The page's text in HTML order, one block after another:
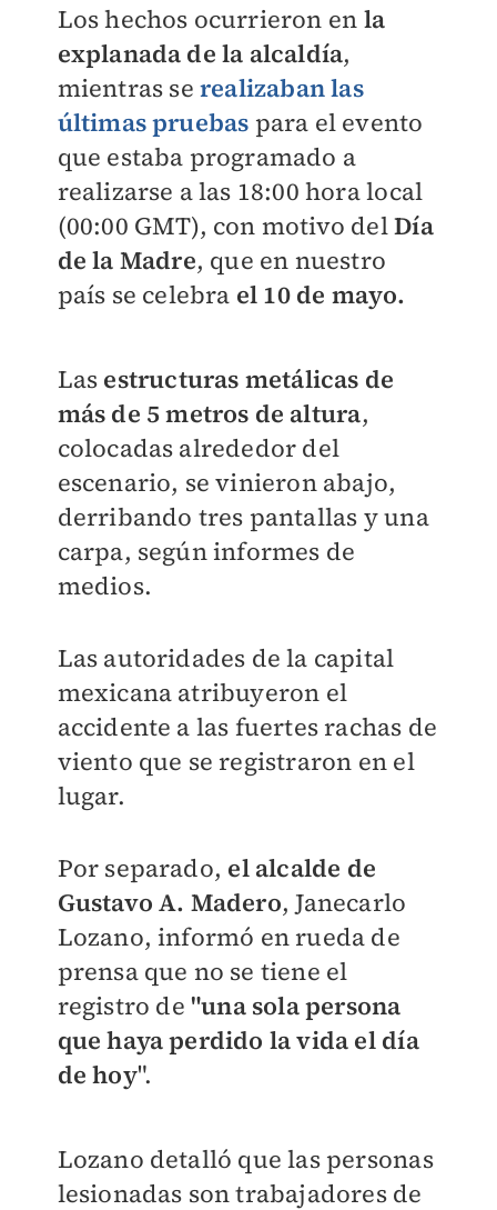
Los hechos ocurrieron en la
explanada de la alcaldía,
mientras se realizaban las
últimas pruebas para el evento
que estaba programado a
realizarse a las 18:00 hora local
(00:00 GMT), con motivo delDía
de la Madre, que en nuestro
país se celebra el 10 de mayo.
Las estructuras metálicas de
más de 5 metros de altura,
colocadas alrededor del
escenario, se vinieron abajo,
derribando tres pantallas y una
carpa, según informes de
medios.
Las autoridades de la capital
mexicana atribuyeron el
accidente a las fuertes rachas de
viento que se registraron en el
lugar.
Por separado, el alcalde de
Gustavo A. Madero, Janecarlo
Lozano, informó en rueda de
prensa que no se tiene el
registro de "una sola persona
que haya perdido la vida el día
de hoy".
Lozano detalló que las personas
lesionadas son trabajadores de